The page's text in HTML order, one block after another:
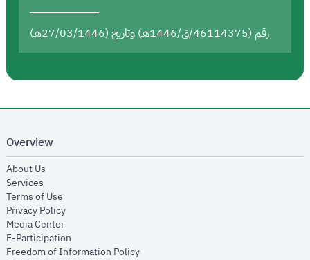
رقم (46114375/ق/1446هـ) وتاريخ (27/03/1446هـ)
Overview
About Us
Services
Terms of Use
Privacy Policyopens in new window
Media Centeropens in new window
E-Participation
Freedom of Information Policyopens in new window